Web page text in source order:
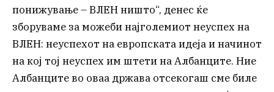
понижување – ВЛЕН ништо“, денес ќе
зборуваме за можеби најголемиот неуспех на
ВЛЕН: неуспехот на европската идеја и начинот
на кој тој неуспех им штети на Албанците. Ние
Албанците во оваа држава отсекогаш сме биле